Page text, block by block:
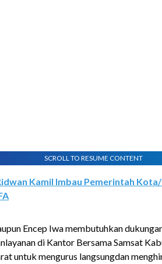
SCROLL TO RESUME CONTENT
Kamil Imbau Pemerintah
Encep Iwa membutuhkan
di Kantor Bersama Samsat
untuk mengurus langsungdan